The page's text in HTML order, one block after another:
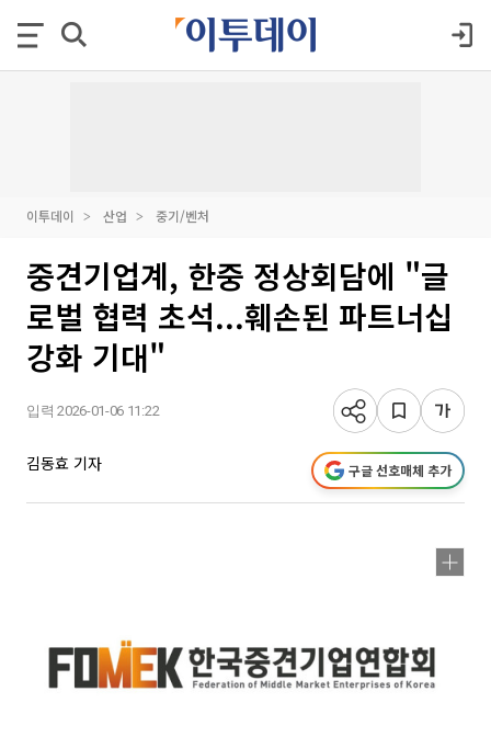
이투데이 산업 중기/벤처
중견기업계, 한중 정상회담에 "글
로벌 협력 초석...훼손된 파트너십
강화 기대"
입력 2026-01-06 11:22
김동효 기자 구글 선호매체 추가